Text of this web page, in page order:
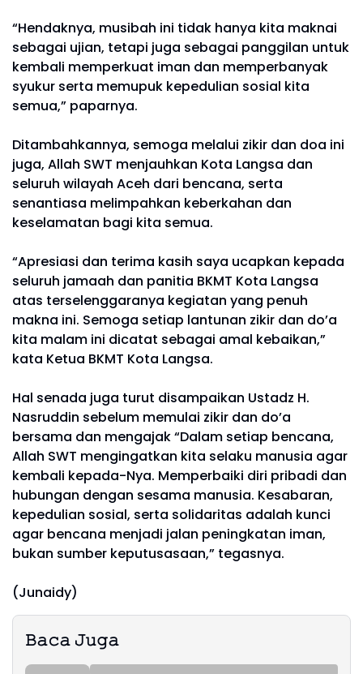
“Hendaknya, musibah ini tidak hanya kita maknai
sebagai ujian, tetapi juga sebagai panggilan untuk
kembali memperkuat iman dan memperbanyak
syukur serta memupuk kepedulian sosial kita
semua,” paparnya.
Ditambahkannya, semoga melalui zikir dan doa ini
juga, Allah SWT menjauhkan Kota Langsa dan
seluruh wilayah Aceh dari bencana, serta
senantiasa melimpahkan keberkahan dan
keselamatan bagi kita semua.
“Apresiasi dan terima kasih saya ucapkan kepada
seluruh jamaah dan panitia BKMT Kota Langsa
atas terselenggaranya kegiatan yang penuh
makna ini. Semoga setiap lantunan zikir dan do’a
kita malam ini dicatat sebagai amal kebaikan,”
kata Ketua BKMT Kota Langsa.
Hal senada juga turut disampaikan Ustadz H.
Nasruddin sebelum memulai zikir dan do’a
bersama dan mengajak “Dalam setiap bencana,
Allah SWT mengingatkan kita selaku manusia agar
kembali kepada-Nya. Memperbaiki diri pribadi dan
hubungan dengan sesama manusia. Kesabaran,
kepedulian sosial, serta solidaritas adalah kunci
agar bencana menjadi jalan peningkatan iman,
bukan sumber keputusasaan,” tegasnya.
(Junaidy)
𝙱𝚊𝚌𝚊 𝙹𝚞𝚐𝚊